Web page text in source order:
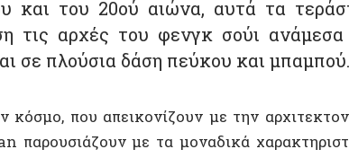
που απεικονίζουν με την αρχιτεκτονική
με τα μοναδικά χαρακτηριστικά
δωμάτια ήταν χτισμένα στο ίδιο μέγεθος
μια μικρή οικογένεια είχε ένα
μια μεγαλύτερη οικογένεια θα είχε δύο ή